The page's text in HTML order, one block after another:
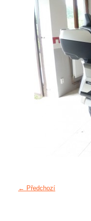
← Předchozí